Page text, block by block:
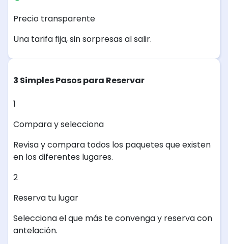
Precio transparente
Una tarifa fija, sin sorpresas al salir.
3 Simples Pasos para Reservar
1
Compara y selecciona
Revisa y compara todos los paquetes que existen
en los diferentes lugares.
2
Reserva tu lugar
Selecciona el que más te convenga y reserva con
antelación.